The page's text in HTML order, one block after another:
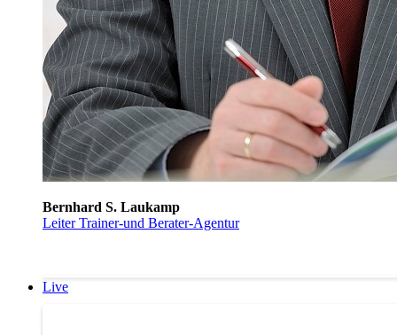
Bernhard S. Laukamp
Leiter Trainer-und Berater-Agentur
Live